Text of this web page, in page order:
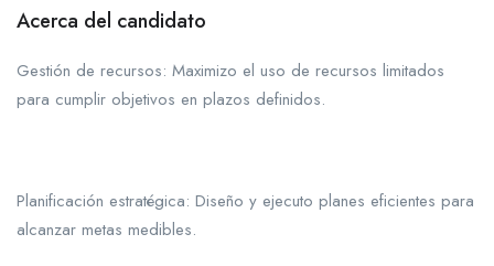
Acerca del candidato
Gestión de recursos: Maximizo el uso de recursos limitados
para cumplir objetivos en plazos definidos.
Planificación estratégica: Diseño y ejecuto planes eficientes para
alcanzar metas medibles.